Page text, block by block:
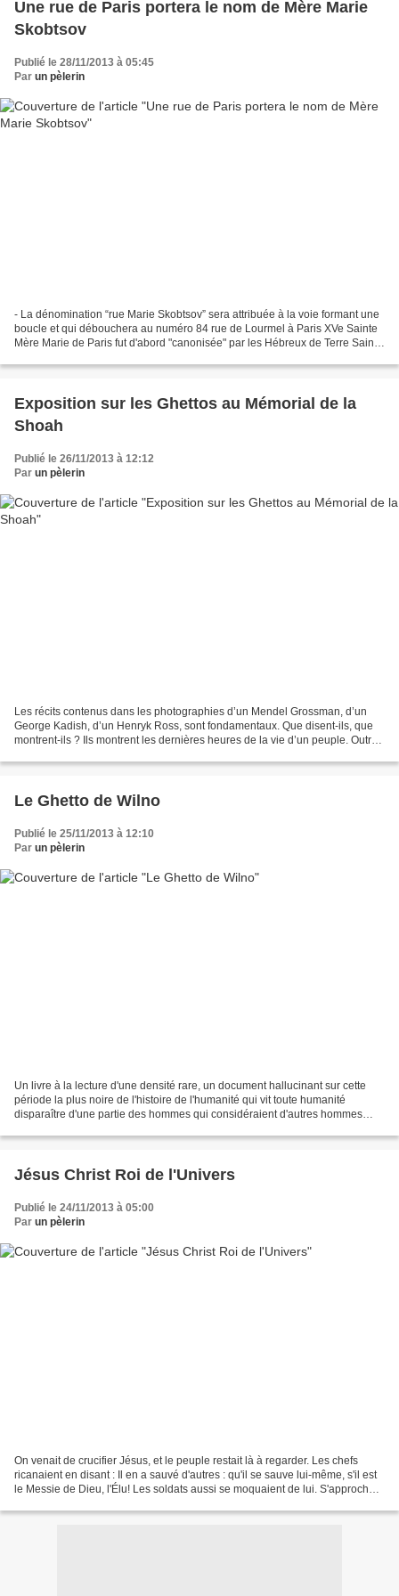
Une rue de Paris portera le nom de Mère Marie
Skobtsov
Publié le 28/11/2013 à 05:45
Par un pèlerin
- La dénomination “rue Marie Skobtsov” sera attribuée à la voie formant une
boucle et qui débouchera au numéro 84 rue de Lourmel à Paris XVe Sainte
Mère Marie de Paris fut d'abord "canonisée" par les Hébreux de Terre Sainte
Exposition sur les Ghettos au Mémorial de la
Shoah
Publié le 26/11/2013 à 12:12
Par un pèlerin
Les récits contenus dans les photographies d’un Mendel Grossman, d’un
George Kadish, d’un Henryk Ross, sont fondamentaux. Que disent-ils, que
montrent-ils ? Ils montrent les dernières heures de la vie d’un peuple. Outre
Le Ghetto de Wilno
Publié le 25/11/2013 à 12:10
Par un pèlerin
Un livre à la lecture d'une densité rare, un document hallucinant sur cette
période la plus noire de l'histoire de l'humanité qui vit toute humanité
disparaître d'une partie des hommes qui considéraient d'autres hommes
Jésus Christ Roi de l'Univers
Publié le 24/11/2013 à 05:00
Par un pèlerin
On venait de crucifier Jésus, et le peuple restait là à regarder. Les chefs
ricanaient en disant : Il en a sauvé d'autres : qu'il se sauve lui-même, s'il est
le Messie de Dieu, l'Élu! Les soldats aussi se moquaient de lui. S'approchant